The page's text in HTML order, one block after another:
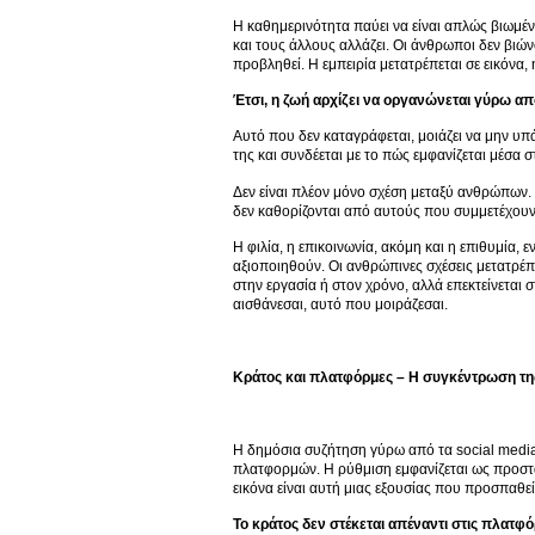
Η καθημερινότητα παύει να είναι απλώς
και τους άλλους αλλάζει. Οι άνθρωποι δεν
προβληθεί. Η εμπειρία μετατρέπεται σε
Έτσι, η ζωή αρχίζει να οργανώνεται γύρω
Αυτό που δεν καταγράφεται, μοιάζει να μην
της και συνδέεται με το πώς εμφανίζεται μέσα
Δεν είναι πλέον μόνο σχέση μεταξύ
δεν καθορίζονται από αυτούς που
Η φιλία, η επικοινωνία, ακόμη και η
αξιοποιηθούν. Οι ανθρώπινες σχέσεις
στην εργασία ή στον χρόνο, αλλά επεκτείνεται
αισθάνεσαι, αυτό που μοιράζεσαι.
Κράτος και πλατφόρμες – Η συγκέντρωση
Η δημόσια συζήτηση γύρω από τα social media
πλατφορμών. Η ρύθμιση εμφανίζεται ως
εικόνα είναι αυτή μιας εξουσίας που
Το κράτος δεν στέκεται απέναντι στις